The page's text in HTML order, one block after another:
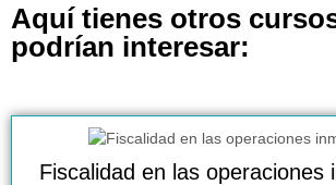
Aquí tienes otros
podrían interesar:
Fiscalidad en las operaciones